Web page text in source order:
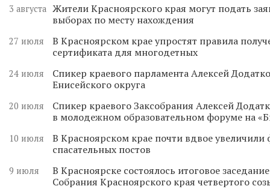
3 августа Жители Красноярского края могут подать
выборах по месту нахождения
27 июля
В Красноярском крае упростят правила
сертификата для многодетных
24 июля
Спикер краевого парламента Алексей
Енисейского округа
20 июля
Спикер краевого Заксобрания Алексей
в молодежном образовательном форуме на
10 июля
В Красноярском крае почти вдвое
спасательных постов
9 июля
В Красноярске состоялось итоговое
Собрания Красноярского края четвертого